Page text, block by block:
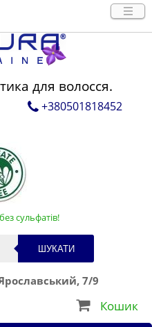
для волосся.
+380501818452
сульфатів!
ШУКАТИ
7/9
Кошик